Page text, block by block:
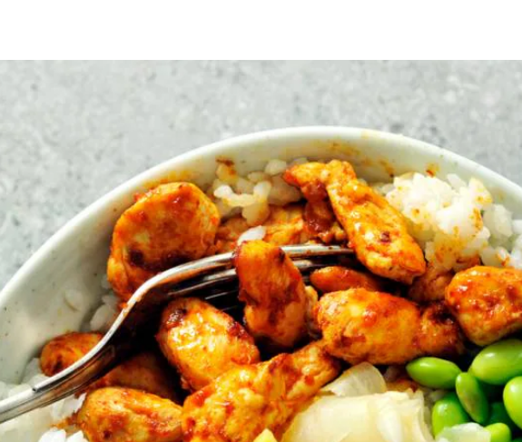
rijstazijn door de warme rijst. Laat de rijst 1 uur afkoelen op een grote platte schaal.
met anti-aanbaklaag en bak de kip op hoog vuur in 5 min. gaar. Haal van het
Snijd de avocado’s overlangs doormidden en verwijder de pit. Schep het vruchtvlees
erover. Leg de sushigember in het midden.
Wat vond je van dit recept?